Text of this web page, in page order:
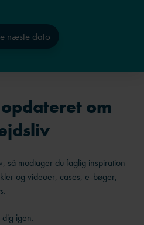
næste dato
om
så modtager du faglig inspiration
og videoer, cases, e-bøger,
igen.